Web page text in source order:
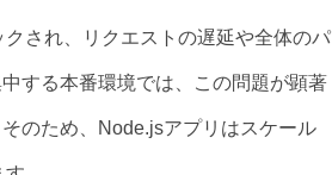
され、リクエストの遅延や全体のパ
する本番環境では、この問題が顕著
のため、Node.jsアプリはスケール